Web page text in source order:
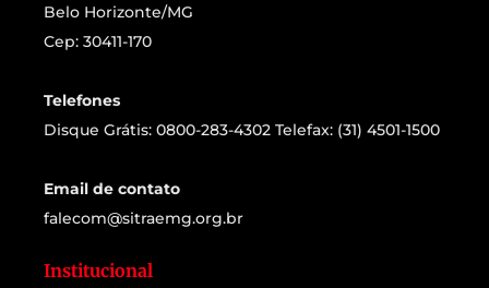
Belo Horizonte/MG
Cep: 30411-170
Telefones
Disque Grátis: 0800-283-4302 Telefax: (31) 4501-1500
Email de contato
falecom@sitraemg.org.br
Institucional